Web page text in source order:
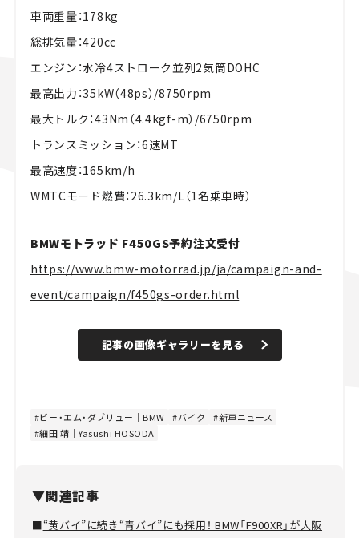
車両重量：178kg
総排気量：420cc
エンジン：水冷4ストローク並列2気筒DOHC
最高出力：35kW（48ps）/8750rpm
最大トルク：43Nm（4.4kgf-m）/6750rpm
トランスミッション：6速MT
最高速度：165km/h
WMTCモード燃費：26.3km/L（1名乗車時）
BMWモトラッド F450GS予約注文受付
https://www.bmw-motorrad.jp/ja/campaign-and-
event/campaign/f450gs-order.html
記事の画像ギャラリーを見る
ビー・エム・ダブリュー｜BMW バイク
新車ニュース
細田 靖｜Yasushi HOSODA
▼関連記事
■“黄バイ”に続き“青バイ”にも採用！ BMW「F900XR」が大阪